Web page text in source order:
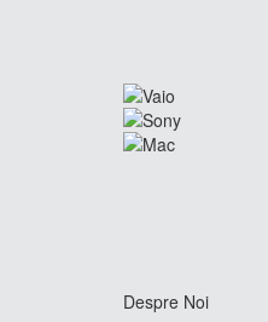
Despre Noi